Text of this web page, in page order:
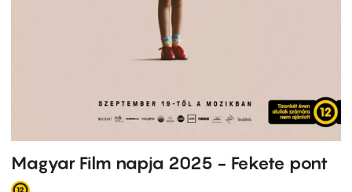
Magyar Film napja 2025 - Fekete pont